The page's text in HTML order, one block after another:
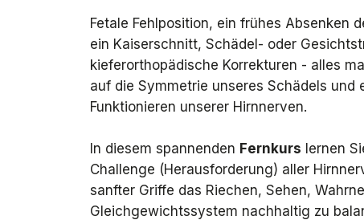
Fetale Fehlposition, ein frühes Absenken
ein Kaiserschnitt, Schädel- oder
kieferorthopädische Korrekturen - alles
auf die Symmetrie unseres Schädels und
Funktionieren unserer Hirnnerven.
In diesem spannenden Fernkurs lernen
Challenge (Herausforderung) aller
sanfter Griffe das Riechen, Sehen,
Gleichgewichtssystem nachhaltig zu